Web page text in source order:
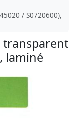
/ S0720600),
transparent
laminé